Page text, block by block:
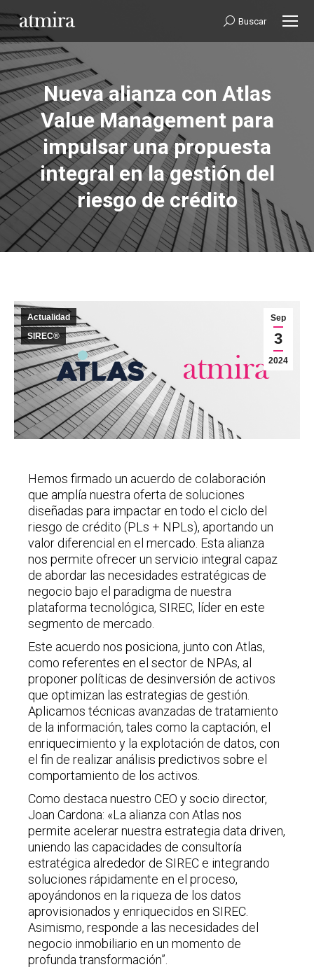
Buscar:
Buscar
Nueva alianza con Atlas
Value Management para
impulsar una propuesta
integral en la gestión del
riesgo de crédito
Estás aquí:
Sep
3
2024
Actualidad
SIREC®
Hemos firmado un acuerdo de colaboración
que amplía nuestra oferta de soluciones
diseñadas para impactar en todo el ciclo del
riesgo de crédito (PLs + NPLs), aportando un
valor diferencial en el mercado. Esta alianza
nos permite ofrecer un servicio integral capaz
de abordar las necesidades estratégicas de
negocio bajo el paradigma de nuestra
plataforma tecnológica, SIREC, líder en este
segmento de mercado.
Este acuerdo nos posiciona, junto con Atlas,
como referentes en el sector de NPAs, al
proponer políticas de desinversión de activos
que optimizan las estrategias de gestión.
Aplicamos técnicas avanzadas de tratamiento
de la información, tales como la captación, el
enriquecimiento y la explotación de datos, con
el fin de realizar análisis predictivos sobre el
comportamiento de los activos.
Como destaca nuestro CEO y socio director,
Joan Cardona: «La alianza con Atlas nos
permite acelerar nuestra estrategia data driven,
uniendo las capacidades de consultoría
estratégica alrededor de SIREC e integrando
soluciones rápidamente en el proceso,
apoyándonos en la riqueza de los datos
aprovisionados y enriquecidos en SIREC.
Asimismo, responde a las necesidades del
negocio inmobiliario en un momento de
profunda transformación”.